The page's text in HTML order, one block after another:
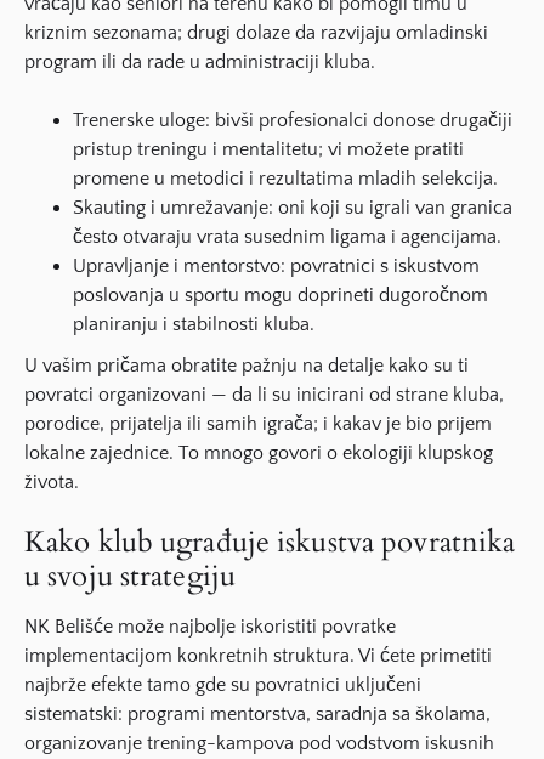
kriznim sezonama; drugi dolaze da razvijaju omladinski
program ili da rade u administraciji kluba.
Trenerske uloge: bivši profesionalci donose drugačiji
pristup treningu i mentalitetu; vi možete pratiti
promene u metodici i rezultatima mladih selekcija.
Skauting i umrežavanje: oni koji su igrali van granica
često otvaraju vrata susednim ligama i agencijama.
Upravljanje i mentorstvo: povratnici s iskustvom
poslovanja u sportu mogu doprineti dugoročnom
planiranju i stabilnosti kluba.
U vašim pričama obratite pažnju na detalje kako su ti
povratci organizovani — da li su inicirani od strane kluba,
porodice, prijatelja ili samih igrača; i kakav je bio prijem
lokalne zajednice. To mnogo govori o ekologiji klupskog
života.
Kako klub ugrađuje iskustva povratnika
u svoju strategiju
NK Belišće može najbolje iskoristiti povratke
implementacijom konkretnih struktura. Vi ćete primetiti
najbrže efekte tamo gde su povratnici uključeni
sistematski: programi mentorstva, saradnja sa školama,
organizovanje trening-kampova pod vodstvom iskusnih